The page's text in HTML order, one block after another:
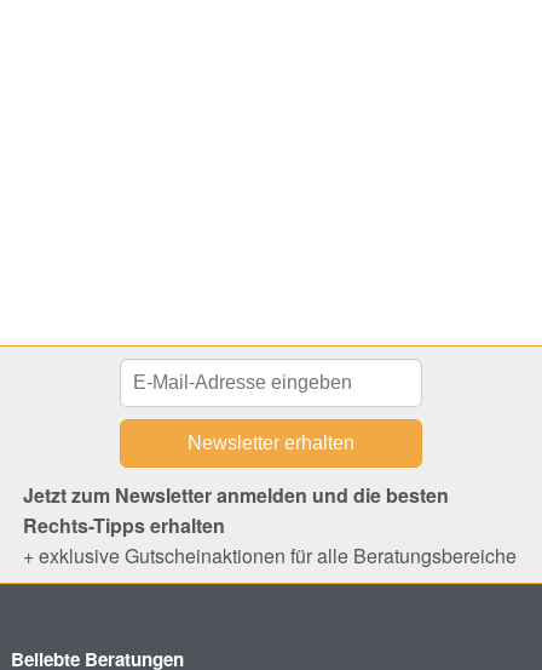
Jetzt zum Newsletter anmelden und die besten
Rechts-Tipps erhalten
+ exklusive Gutscheinaktionen für alle Beratungsbereiche
Beliebte Beratungen